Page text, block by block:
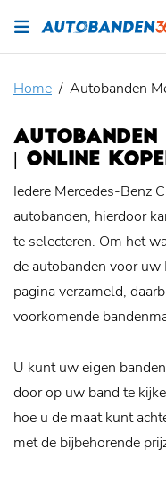
Home Autobanden
AUTOBANDEN
| ONLINE
Iedere Mercedes-Benz
autobanden, hierdoor
te selecteren. Om het
de autobanden voor uw
pagina verzameld,
voorkomende
U kunt uw eigen
door op uw band te
hoe u de maat kunt
met de bijbehorende